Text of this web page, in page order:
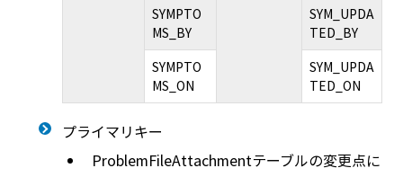
SYMPTO
MS_BY
SYM_UPDA
TED_BY
SYMPTO
MS_ON
SYM_UPDA
TED_ON
プライマリキー
ProblemFileAttachmentテーブルの変更点に